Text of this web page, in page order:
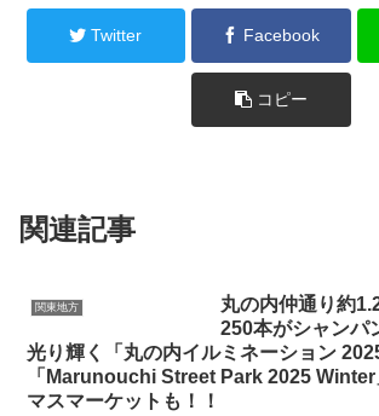
Twitter Facebook
コピー
関連記事
関東地方
丸の内仲通り約
250本がシャンパ
光り輝く「丸の内イルミネーション
「Marunouchi Street Park 2025
マスマーケットも！！